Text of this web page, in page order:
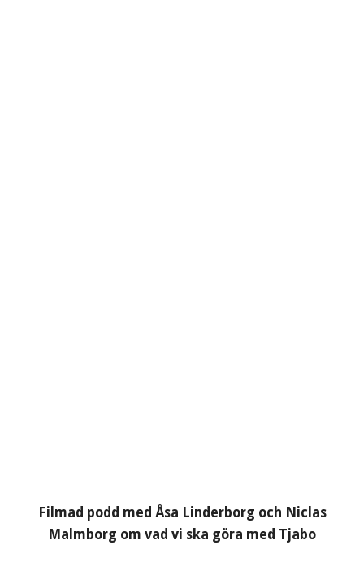
Filmad podd med Åsa Linderborg och Niclas
Malmborg om vad vi ska göra med Tjabo